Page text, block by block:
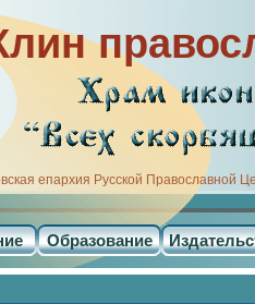
епархия Русской Православной
Образование